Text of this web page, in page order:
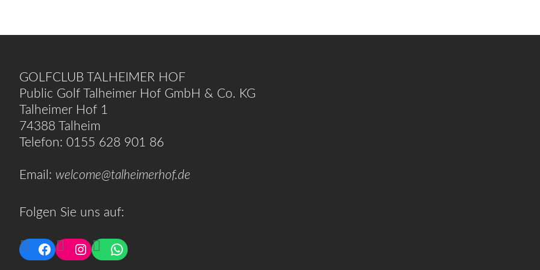
GOLFCLUB TALHEIMER HOF
Public Golf Talheimer Hof GmbH & Co. KG
Talheimer Hof 1
74388 Talheim
Telefon: 0155 628 901 86
Email: welcome@talheimerhof.de
Folgen Sie uns auf:
FacebookInstagramWhatsApp